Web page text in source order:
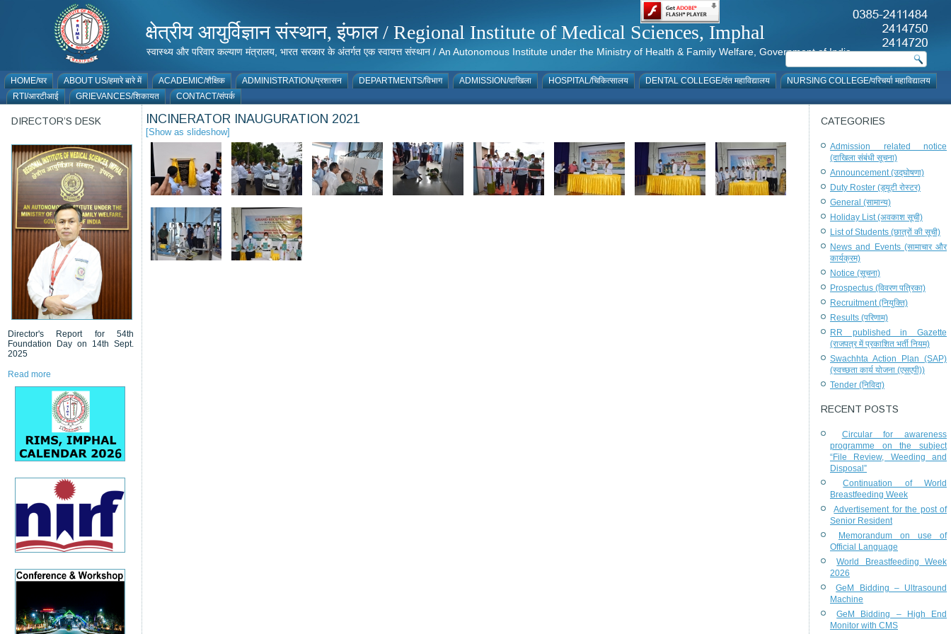
क्षेत्रीय आयुर्विज्ञान संस्थान, इंफाल / Regional Institute of Medical Sciences, Imphal
स्वास्थ्य और परिवार कल्याण मंत्रालय, भारत सरकार के अंतर्गत एक स्वायत्त संस्थान / An Autonomous Institute under the Ministry of Health & Family Welfare, Government of India
HOME/घर ABOUT US/हमारे बारे में ACADEMIC/शैक्षिक ADMINISTRATION/प्रशासन DEPARTMENTS/विभाग ADMISSION/दाखिला HOSPITAL/चिकित्सालय DENTAL COLLEGE/दंत महाविद्यालय
NURSING COLLEGE/परिचर्या महाविद्यालय
RTI/आरटीआई
GRIEVANCES/शिकायत CONTACT/संपर्क
DIRECTOR’S DESK
Director's Report for 54th
Foundation Day on 14th Sept.
2025
Read more
INCINERATOR INAUGURATION 2021
[Show as slideshow]
CATEGORIES
Admission related notice
(दाखिला संबंधी सूचना)
Announcement (उद्घोषणा)
Duty Roster (ड्यूटी रोस्टर)
General (सामान्य)
Holiday List (अवकाश सूची)
List of Students (छात्रों की सूची)
News and Events (सामाचार और
कार्यक्रम)
Notice (सूचना)
Prospectus (विवरण पत्रिका)
Recruitment (नियुक्ति)
Results (परिणाम)
RR published in Gazette
(राजपत्र में प्रकाशित भर्ती नियम)
Swachhta Action Plan (SAP)
(स्वच्छता कार्य योजना (एसएपी))
Tender (निविदा)
RECENT POSTS
Circular for awareness
programme on the subject
“File Review, Weeding and
Disposal”
Continuation of World
Breastfeeding Week
Advertisement for the post of
Senior Resident
Memorandum on use of
Official Language
World Breastfeeding Week
2026
GeM Bidding – Ultrasound
Machine
GeM Bidding – High End
Monitor with CMS